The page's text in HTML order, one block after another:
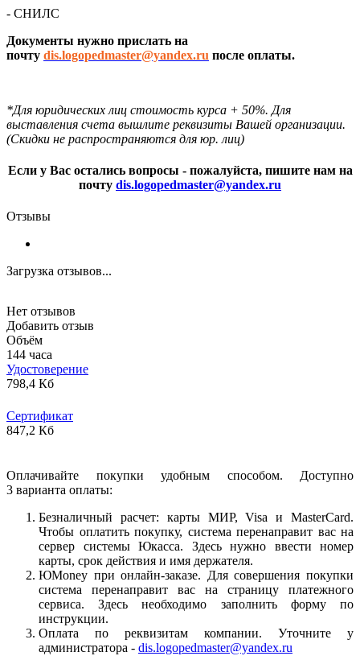
- СНИЛС
Документы нужно прислать на
почту dis.logopedmaster@yandex.ru после оплаты.
*Для юридических лиц стоимость курса + 50%. Для
выставления счета вышлите реквизиты Вашей организации.
(Скидки не распространяются для юр. лиц)
Если у Вас остались вопросы - пожалуйста, пишите нам на
почту dis.logopedmaster@yandex.ru
Отзывы
Загрузка отзывов...
Нет отзывов
Добавить отзыв
Объём
144 часа
Удостоверение
798,4 Кб
Сертификат
847,2 Кб
Оплачивайте покупки удобным способом. Доступно
3 варианта оплаты:
Безналичный расчет: карты МИР, Visa и MasterCard.
Чтобы оплатить покупку, система перенаправит вас на
сервер системы Юкасса. Здесь нужно ввести номер
карты, срок действия и имя держателя.
ЮMoney при онлайн-заказе. Для совершения покупки
система перенаправит вас на страницу платежного
сервиса. Здесь необходимо заполнить форму по
инструкции.
Оплата по реквизитам компании. Уточните у
администратора - dis.logopedmaster@yandex.ru